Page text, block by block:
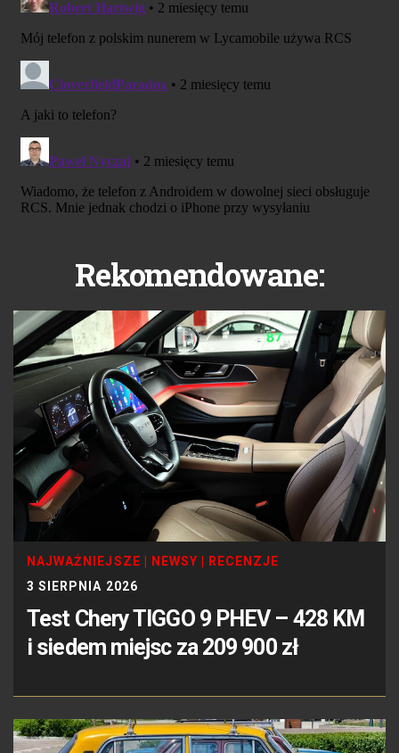
Rekomendowane:
NAJWAŻNIEJSZE NEWSY
RECENZJE
3 SIERPNIA 2026
Test Chery TIGGO 9 PHEV – 428 KM
i siedem miejsc za 209 900 zł